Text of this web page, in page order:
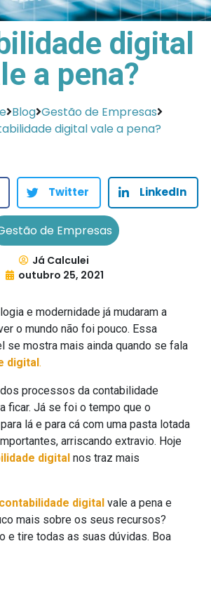
digital
a pena?
Blog Gestão de Empresas
digital vale a pena?
Twitter LinkedIn
de Empresas
Já Calculei
outubro 25, 2021
e modernidade já mudaram a
o mundo não foi pouco. Essa
se mostra mais ainda quando se fala
digital.
processos da contabilidade
ficar. Já se foi o tempo que o
lá e para cá com uma pasta lotada
arriscando extravio. Hoje
digital nos traz mais
contabilidade digital vale a pena e
mais sobre os seus recursos?
e tire todas as suas dúvidas. Boa